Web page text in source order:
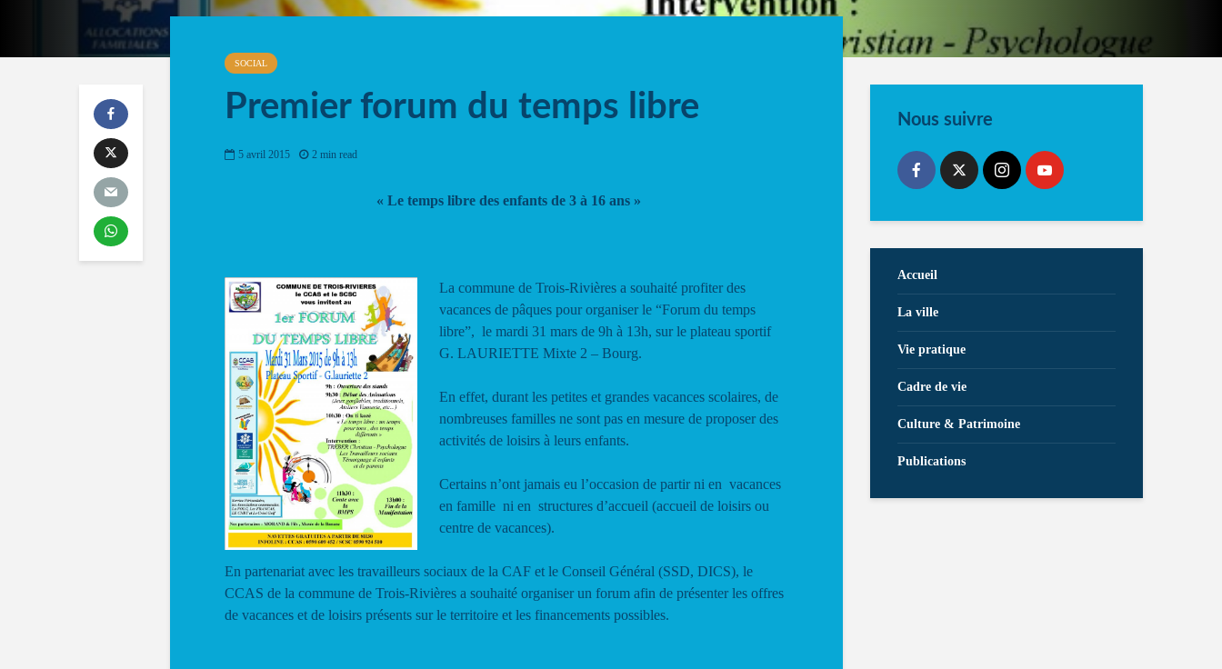
SOCIAL
Premier forum du temps libre
5 avril 2015 2 min read
« Le temps libre des enfants de 3 à 16 ans »
La commune de Trois-Rivières a souhaité profiter des
vacances de pâques pour organiser le “Forum du temps
libre”, le mardi 31 mars de 9h à 13h, sur le plateau sportif
G. LAURIETTE Mixte 2 – Bourg.
En effet, durant les petites et grandes vacances scolaires, de
nombreuses familles ne sont pas en mesure de proposer des
activités de loisirs à leurs enfants.
Certains n’ont jamais eu l’occasion de partir ni en vacances
en famille ni en structures d’accueil (accueil de loisirs ou
centre de vacances).
En partenariat avec les travailleurs sociaux de la CAF et le Conseil Général (SSD, DICS), le
CCAS de la commune de Trois-Rivières a souhaité organiser un forum afin de présenter les offres
de vacances et de loisirs présents sur le territoire et les financements possibles.
Nous suivre
Accueil
La ville
Vie pratique
Cadre de vie
Culture & Patrimoine
Publications